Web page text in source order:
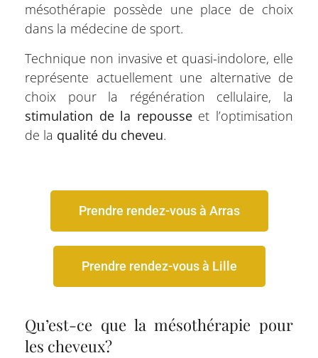
mésothérapie possède une place de choix
dans la médecine de sport.
Technique non invasive et quasi-indolore, elle
représente actuellement une alternative de
choix pour la régénération cellulaire, la
stimulation de la repousse et l’optimisation
de la qualité du cheveu.
Prendre rendez-vous à Arras
Prendre rendez-vous à Lille
Qu’est-ce que la mésothérapie pour
les cheveux?